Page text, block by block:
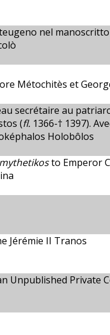
nel manoscritto
Métochitès et
secrétaire au
(fl. 1366-† 1397).
Holobôlos
to Emperor
Jérémie II Tranos
Unpublished Private